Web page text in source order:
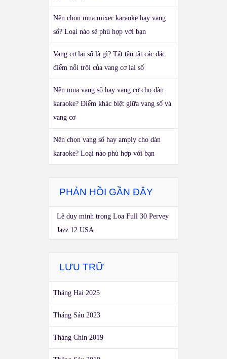
Nên chọn mua mixer karaoke hay vang
số? Loại nào sẽ phù hợp với bạn
Vang cơ lai số là gì? Tất tần tật các đặc
điểm nổi trội của vang cơ lai số
Nên mua vang số hay vang cơ cho dàn
karaoke? Điểm khác biệt giữa vang số và
vang cơ
Nên chọn vang số hay amply cho dàn
karaoke? Loại nào phù hợp với bạn
PHẢN HỒI GẦN ĐÂY
Lê duy minh trong Loa Full 30 Pervey
Jazz 12 USA
LƯU TRỮ
Tháng Hai 2025
Tháng Sáu 2023
Tháng Chín 2019